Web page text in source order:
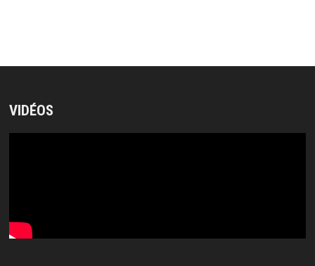
VIDÉOS